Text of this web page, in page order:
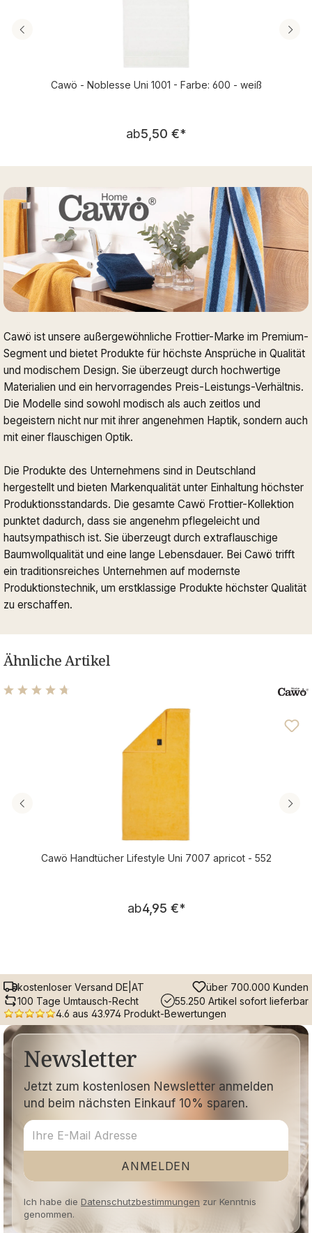
Cawö - Noblesse Uni 1001 - Farbe: 600 - weiß
Regulärer Preis:
ab5,50 €*
Cawö ist unsere außergewöhnliche Frottier-Marke im Premium-
Segment und bietet Produkte für höchste Ansprüche in Qualität
und modischem Design. Sie überzeugt durch hochwertige
Materialien und ein hervorragendes Preis-Leistungs-Verhältnis.
Die Modelle sind sowohl modisch als auch zeitlos und
begeistern nicht nur mit ihrer angenehmen Haptik, sondern auch
mit einer flauschigen Optik.
Die Produkte des Unternehmens sind in Deutschland
hergestellt und bieten Markenqualität unter Einhaltung höchster
Produktionsstandards. Die gesamte Cawö Frottier-Kollektion
punktet dadurch, dass sie angenehm pflegeleicht und
hautsympathisch ist. Sie überzeugt durch extraflauschige
Baumwollqualität und eine lange Lebensdauer. Bei Cawö trifft
ein traditionsreiches Unternehmen auf modernste
Produktionstechnik, um erstklassige Produkte höchster Qualität
zu erschaffen.
Ähnliche Artikel
Durchschnittliche Bewertung von 4.81 von 5 Sternen
Cawö Handtücher Lifestyle Uni 7007 apricot - 552
Regulärer Preis:
ab4,95 €*
kostenloser Versand DE|AT
über 700.000 Kunden
100 Tage Umtausch-Recht
55.250 Artikel sofort lieferbar
4.6 aus 43.974 Produkt-Bewertungen
Newsletter
Jetzt zum kostenlosen Newsletter anmelden
und beim nächsten Einkauf 10% sparen.
ANMELDEN
Ich habe die Datenschutzbestimmungen zur Kenntnis
genommen.